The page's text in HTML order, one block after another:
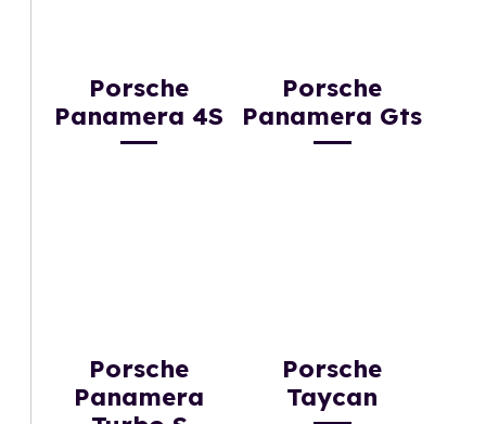
Porsche
Panamera 4S
Porsche
Panamera Gts
Porsche
Panamera
Porsche
Taycan